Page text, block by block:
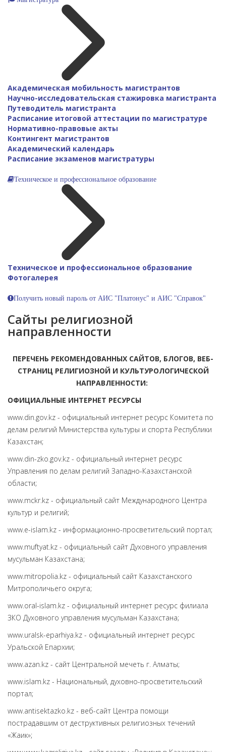
Академическая мобильность магистрантов
Научно-исследовательская стажировка магистранта
Путеводитель магистранта
Расписание итоговой аттестации по магистратуре
Нормативно-правовые акты
Контингент магистрантов
Академический календарь
Расписание экзаменов магистратуры
Техническое и профессиональное образование
Техническое и профессиональное образование
Фотогалерея
Получить новый пароль от АИС "Платонус" и АИС "Справок"
Сайты религиозной
направленности
ПЕРЕЧЕНЬ РЕКОМЕНДОВАННЫХ САЙТОВ, БЛОГОВ, ВЕБ-
СТРАНИЦ РЕЛИГИОЗНОЙ И КУЛЬТУРОЛОГИЧЕСКОЙ
НАПРАВЛЕННОСТИ:
ОФИЦИАЛЬНЫЕ ИНТЕРНЕТ РЕСУРСЫ
www.din.gov.kz - официальный интернет ресурс Комитета по
делам религий Министерства культуры и спорта Республики
Казахстан;
www.din-zko.gov.kz - официальный интернет ресурс
Управления по делам религий Западно-Казахстанской
области;
www.mckr.kz - официальный сайт Международного Центра
культур и религий;
www.e-islam.kz - информационно-просветительский портал;
www.muftyat.kz - официальный сайт Духовного управления
мусульман Казахстана;
www.mitropolia.kz - официальный сайт Казахстанского
Митрополичьего округа;
www.оral-islam.kz - официальный интернет ресурс филиала
ЗКО Духовного управления мусульман Казахстана;
www.uralsk-eparhiya.kz - официальный интернет ресурс
Уральской Епархии;
www.azan.kz - сайт Центральной мечеть г. Алматы;
www.islam.kz - Национальный, духовно-просветительский
портал;
www.antisektazko.kz - веб-сайт Центра помощи
пострадавшим от деструктивных религиозных течений
«Жаик»;